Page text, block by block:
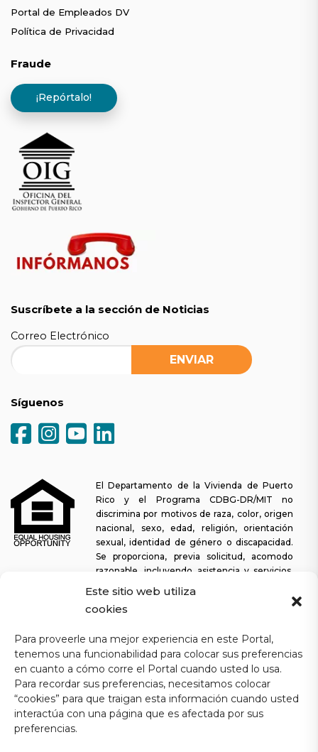
Este sitio web utiliza
cookies
Para proveerle una mejor experiencia en este Portal,
tenemos una funcionabilidad para colocar sus preferencias
en cuanto a cómo corre el Portal cuando usted lo usa.
Para recordar sus preferencias, necesitamos colocar
“cookies” para que traigan esta información cuando usted
interactúa con una página que es afectada por sus
preferencias.
Portal de Empleados DV
Política de Privacidad
Fraude
¡Repórtalo!
Suscríbete a la sección de Noticias
Correo Electrónico
Síguenos
El Departamento de la Vivienda de Puerto
Rico y el Programa CDBG-DR/MIT no
discrimina por motivos de raza, color, origen
nacional, sexo, edad, religión, orientación
sexual, identidad de género o discapacidad.
Se proporciona, previa solicitud, acomodo
razonable, incluyendo asistencia y servicios,
para permitir a una persona con alguna discapacidad la misma
oportunidad de participar en todos los programas y actividades. El
Departamento de la Vivienda se esfuerza continuamente por
lectores de pantalla, así como para otras funcionalidades
relacionadas con la accesibilidad, además de proporcionar acceso
a los documentos. Para solicitar asistencia con este sitio web o
copia de un documento específico, puede comunicarse al1-833-
234-2324.
Última actualización: 11-03-2025